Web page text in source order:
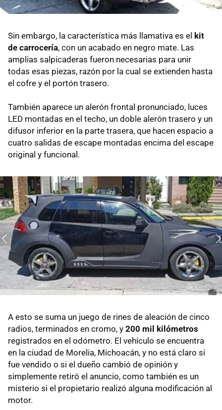
Sin embargo, la característica más llamativa es el kit
de carrocería, con un acabado en negro mate. Las
amplias salpicaderas fueron necesarias para unir
todas esas piezas, razón por la cual se extienden hasta
el cofre y el portón trasero.
También aparece un alerón frontal pronunciado, luces
LED montadas en el techo, un doble alerón trasero y un
difusor inferior en la parte trasera, que hacen espacio a
cuatro salidas de escape montadas encima del escape
original y funcional.
A esto se suma un juego de rines de aleación de cinco
radios, terminados en cromo, y 200 mil kilómetros
registrados en el odómetro. El vehículo se encuentra
en la ciudad de Morelia, Michoacán, y no está claro si
fue vendido o si el dueño cambió de opinión y
simplemente retiró el anuncio, como también es un
misterio si el propietario realizó alguna modificación al
motor.